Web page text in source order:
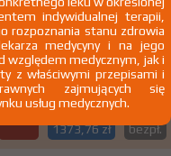
Egis Polska Sp. z o.o.
C.88.c.; C.88.d.
100%
1373,76 zł
bezpł.
indywidualnej terapii,
rozpoznania stanu zdrowia
medycyny i na jego
względem medycznym, jak i
z właściwymi przepisami i
zajmujących się
usług medycznych.